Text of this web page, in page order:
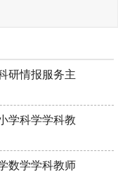
研情报服务主
学科学学科教
数学学科教师